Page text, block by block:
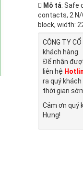
Mô tả: Safe
contacts, 2 N/
block, width:
CÔNG TY
khách hàng.
Để nhận
liên hệ
ra quý
thời gian
Cảm ơn quý
Hưng!